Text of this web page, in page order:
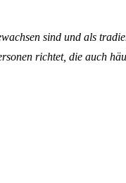
sind und als
richtet, die auch